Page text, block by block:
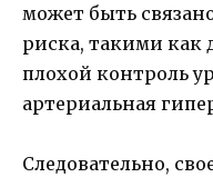
может быть
риска, такими как
плохой контроль
артериальная
Следовательно,